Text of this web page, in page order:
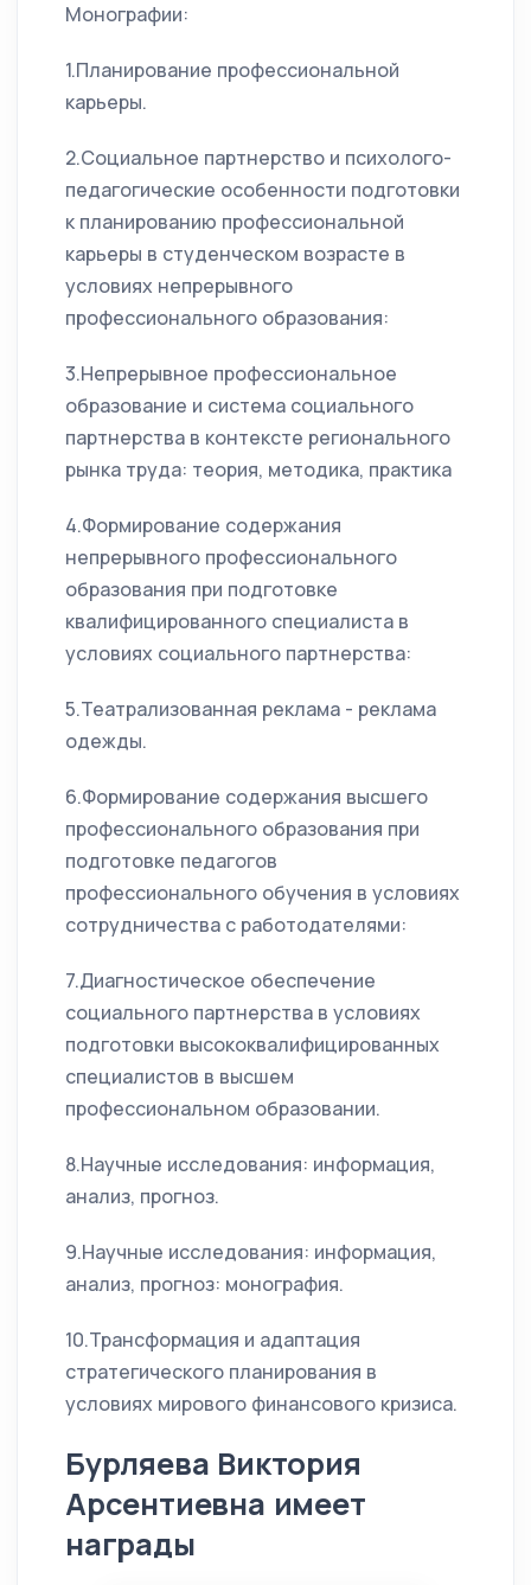
Монографии:
1.Планирование профессиональной
карьеры.
2.Социальное партнерство и психолого-
педагогические особенности подготовки
к планированию профессиональной
карьеры в студенческом возрасте в
условиях непрерывного
профессионального образования:
3.Непрерывное профессиональное
образование и система социального
партнерства в контексте регионального
рынка труда: теория, методика, практика
4.Формирование содержания
непрерывного профессионального
образования при подготовке
квалифицированного специалиста в
условиях социального партнерства:
5.Театрализованная реклама - реклама
одежды.
6.Формирование содержания высшего
профессионального образования при
подготовке педагогов
профессионального обучения в условиях
сотрудничества с работодателями:
7.Диагностическое обеспечение
социального партнерства в условиях
подготовки высококвалифицированных
специалистов в высшем
профессиональном образовании.
8.Научные исследования: информация,
анализ, прогноз.
9.Научные исследования: информация,
анализ, прогноз: монография.
10.Трансформация и адаптация
стратегического планирования в
условиях мирового финансового кризиса.
Бурляева Виктория
Арсентиевна имеет
награды